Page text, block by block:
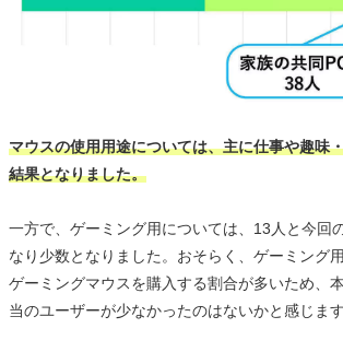
マウスの使用用途については、主に仕事や趣味
結果となりました。
一方で、ゲーミング用については、13人と今回
なり少数となりました。おそらく、ゲーミング
ゲーミングマウスを購入する割合が多いため、
当のユーザーが少なかったのはないかと感じます